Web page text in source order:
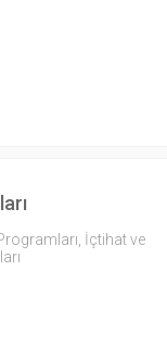
İçtihat ve